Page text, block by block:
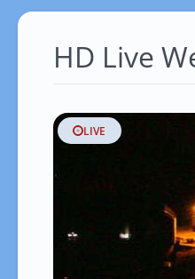
HD Live
LIVE